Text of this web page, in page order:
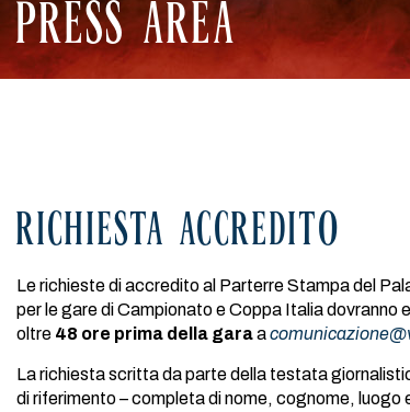
PRESS AREA
RICHIESTA ACCREDITO
Le richieste di accredito al Parterre Stampa del
per le gare di Campionato e Coppa Italia dovranno
oltre 48 ore prima della garaa
La richiesta scritta da parte della testata
di riferimento – completa di nome, cognome, luogo